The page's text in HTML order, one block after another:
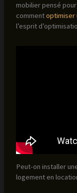
mobilier pensé
commentoptimiser
l’esprit
Peut-on installer
logement en